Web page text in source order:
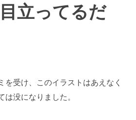
立ってるだ
を受け、このイラストはあえなく
没になりました。